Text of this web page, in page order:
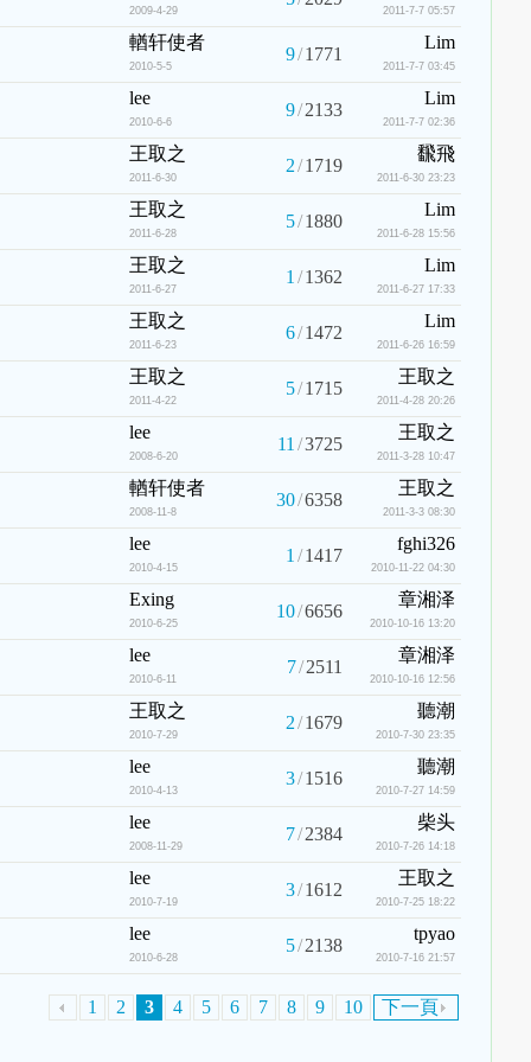
2009-4-29 2011-7-7 05:57
輶轩使者
2010-5-5
9/ 1771
Lim
2011-7-7 03:45
lee
2010-6-6
9/ 2133
Lim
2011-7-7 02:36
王取之
2011-6-30
2/ 1719
飜飛
2011-6-30 23:23
王取之
2011-6-28
5/ 1880
Lim
2011-6-28 15:56
王取之
2011-6-27
1 / 1362
Lim
2011-6-27 17:33
王取之
2011-6-23
6/ 1472
Lim
2011-6-26 16:59
王取之
2011-4-22
5/ 1715
王取之
2011-4-28 20:26
lee
2008-6-20
11 /3725
王取之
2011-3-28 10:47
輶轩使者
2008-11-8
30/6358
王取之
2011-3-3 08:30
lee
2010-4-15
1 / 1417
fghi326
2010-11-22 04:30
Exing
2010-6-25
10/6656
章湘泽
2010-10-16 13:20
lee
2010-6-11
7/ 2511
章湘泽
2010-10-16 12:56
王取之
2010-7-29
2/ 1679
聽潮
2010-7-30 23:35
lee
2010-4-13
3/ 1516
聽潮
2010-7-27 14:59
lee
2008-11-29
7/ 2384
柴头
2010-7-26 14:18
lee
2010-7-19
3/ 1612
王取之
2010-7-25 18:22
lee
2010-6-28
5/ 2138
tpyao
2010-7-16 21:57
1 2 3 4 5 6 7 8 9 10 下一頁